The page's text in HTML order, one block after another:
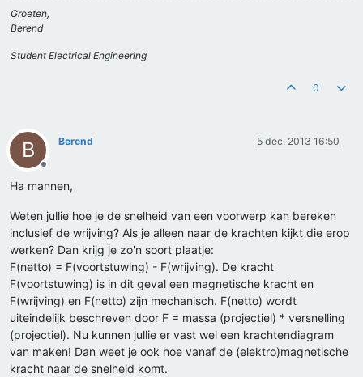
Groeten,
Berend
Student Electrical Engineering
0
B
Offline
Berend 5 dec. 2013 16:50
Ha mannen,
Weten jullie hoe je de snelheid van een voorwerp kan bereken
inclusief de wrijving? Als je alleen naar de krachten kijkt die erop
werken? Dan krijg je zo'n soort plaatje:
F(netto) = F(voortstuwing) - F(wrijving). De kracht
F(voortstuwing) is in dit geval een magnetische kracht en
F(wrijving) en F(netto) zijn mechanisch. F(netto) wordt
uiteindelijk beschreven door F = massa (projectiel) * versnelling
(projectiel). Nu kunnen jullie er vast wel een krachtendiagram
van maken! Dan weet je ook hoe vanaf de (elektro)magnetische
kracht naar de snelheid komt.